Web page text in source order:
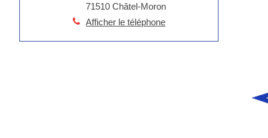
71510 Châtel-Moron
Afficher le téléphone